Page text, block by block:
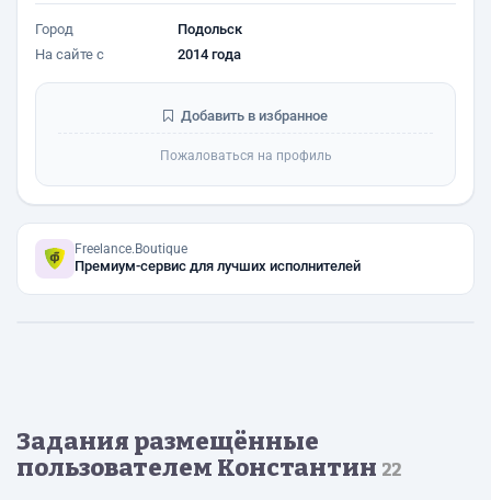
Город
Подольск
На сайте с
2014 года
Добавить в избранное
Пожаловаться на профиль
Freelance.Boutique
Премиум-сервис для лучших исполнителей
Задания размещённые
пользователем Константин 22